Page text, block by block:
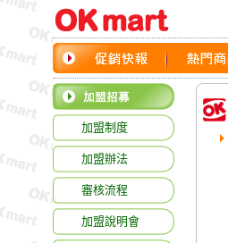
加盟制度
加盟辦法
審核流程
加盟說明會